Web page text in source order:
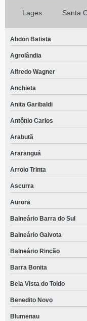
Lages Santa
Abdon Batista
Agrolândia
Alfredo Wagner
Anchieta
Anita Garibaldi
Antônio Carlos
Arabutã
Araranguá
Arroio Trinta
Ascurra
Aurora
Balneário Barra do Sul
Balneário Gaivota
Balneário Rincão
Barra Bonita
Bela Vista do Toldo
Benedito Novo
Blumenau